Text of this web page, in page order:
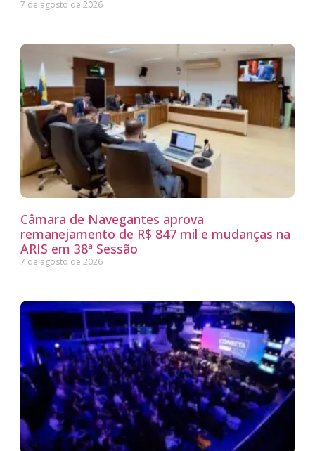
7 de agosto de 2026
Câmara de Navegantes aprova
remanejamento de R$ 847 mil e mudanças na
ARIS em 38ª Sessão
7 de agosto de 2026